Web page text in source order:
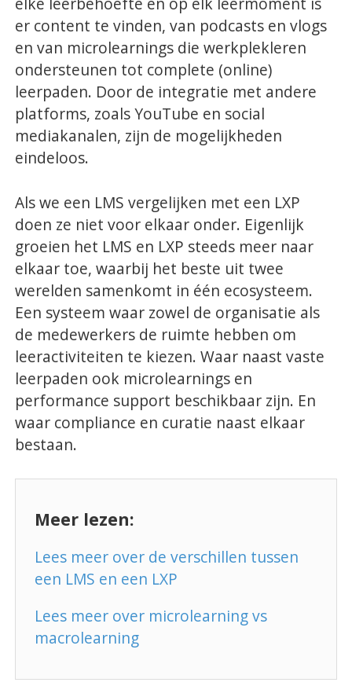
er content te vinden, van podcasts en vlogs
en van microlearnings die werkplekleren
ondersteunen tot complete (online)
leerpaden. Door de integratie met andere
platforms, zoals YouTube en social
mediakanalen, zijn de mogelijkheden
eindeloos.
Als we een LMS vergelijken met een LXP
doen ze niet voor elkaar onder. Eigenlijk
groeien het LMS en LXP steeds meer naar
elkaar toe, waarbij het beste uit twee
werelden samenkomt in één ecosysteem.
Een systeem waar zowel de organisatie als
de medewerkers de ruimte hebben om
leeractiviteiten te kiezen. Waar naast vaste
leerpaden ook microlearnings en
performance support beschikbaar zijn. En
waar compliance en curatie naast elkaar
bestaan.
Meer lezen:
Lees meer over de verschillen tussen
een LMS en een LXP
Lees meer over microlearning vs
macrolearning